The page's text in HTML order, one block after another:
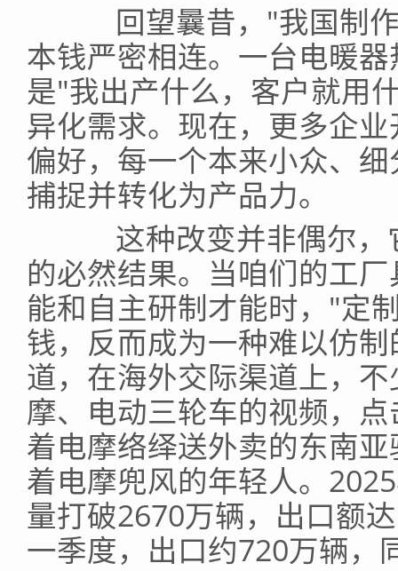
回望曩昔，"我国制作
本钱严密相连。一台电暖
是"我出产什么，客户就用
异化需求。现在，更多企
偏好，每一个本来小众、
捕捉并转化为产品力。
这种改变并非偶尔，
的必然结果。当咱们的工
能和自主研制才能时，"定
钱，反而成为一种难以仿
道，在海外交际渠道上，
摩、电动三轮车的视频，
着电摩络绎送外卖的东南
着电摩兜风的年轻人。
量打破2670万辆，出口额
一季度，出口约720万辆，